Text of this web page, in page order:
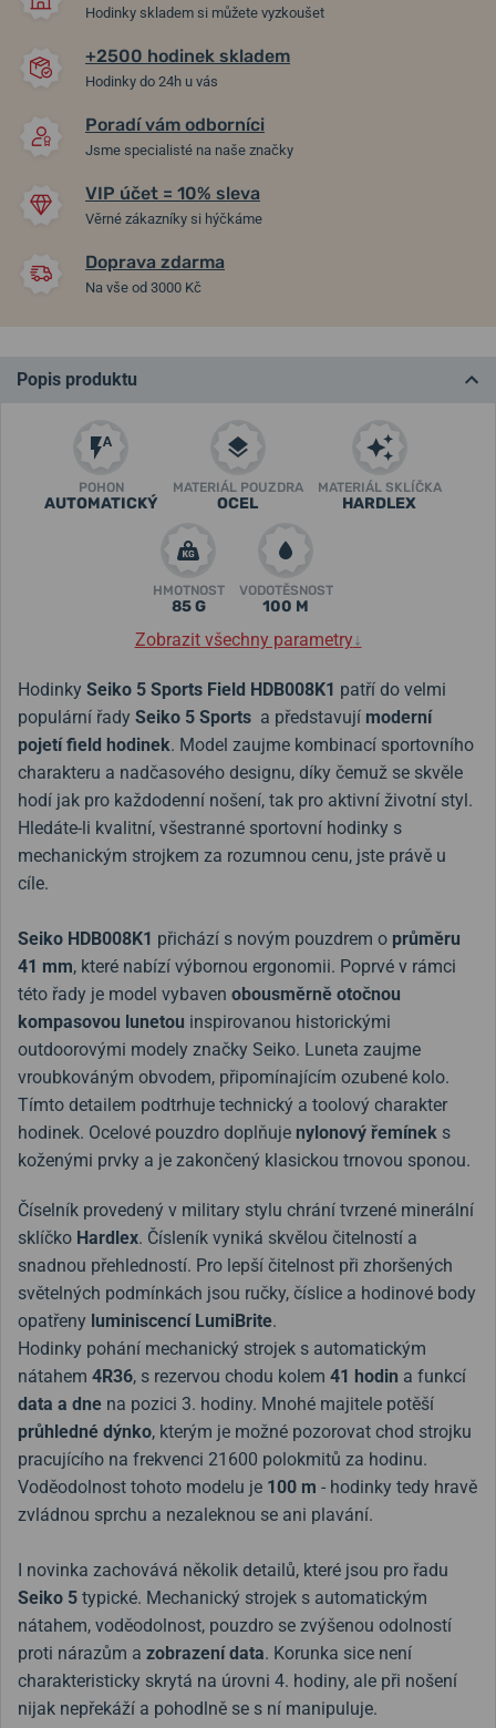
Hodinky skladem si můžete vyzkoušet
+2500 hodinek skladem
Hodinky do 24h u vás
Poradí vám odborníci
Jsme specialisté na naše značky
VIP účet = 10% sleva
Věrné zákazníky si hýčkáme
Doprava zdarma
Na vše od 3000 Kč
Popis produktu
POHON
AUTOMATICKÝ
MATERIÁL POUZDRA
OCEL
MATERIÁL SKLÍČKA
HARDLEX
HMOTNOST
85 G
VODOTĚSNOST
100 M
Zobrazit všechny parametry↓
Hodinky Seiko 5 Sports Field HDB008K1 patří do velmi
populární řady Seiko 5 Sports a představují moderní
pojetí field hodinek. Model zaujme kombinací sportovního
charakteru a nadčasového designu, díky čemuž se skvěle
hodí jak pro každodenní nošení, tak pro aktivní životní styl.
Hledáte-li kvalitní, všestranné sportovní hodinky s
mechanickým strojkem za rozumnou cenu, jste právě u
cíle.
Seiko HDB008K1 přichází s novým pouzdrem o průměru
41 mm, které nabízí výbornou ergonomii. Poprvé v rámci
této řady je model vybaven obousměrně otočnou
kompasovou lunetou inspirovanou historickými
outdoorovými modely značky Seiko. Luneta zaujme
vroubkováným obvodem, připomínajícím ozubené kolo.
Tímto detailem podtrhuje technický a toolový charakter
hodinek. Ocelové pouzdro doplňuje nylonový řemínek s
koženými prvky a je zakončený klasickou trnovou sponou.
Číselník provedený v military stylu chrání tvrzené minerální
sklíčko Hardlex. Čísleník vyniká skvělou čitelností a
snadnou přehledností. Pro lepší čitelnost při zhoršených
světelných podmínkách jsou ručky, číslice a hodinové body
opatřeny luminiscencí LumiBrite.
Hodinky pohání mechanický strojek s automatickým
nátahem 4R36, s rezervou chodu kolem 41 hodin a funkcí
data a dne na pozici 3. hodiny. Mnohé majitele potěší
průhledné dýnko, kterým je možné pozorovat chod strojku
pracujícího na frekvenci 21600 polokmitů za hodinu.
Voděodolnost tohoto modelu je 100 m - hodinky tedy hravě
zvládnou sprchu a nezaleknou se ani plavání.
I novinka zachovává několik detailů, které jsou pro řadu
Seiko 5 typické. Mechanický strojek s automatickým
nátahem, voděodolnost, pouzdro se zvýšenou odolností
proti nárazům a zobrazení data. Korunka sice není
charakteristicky skrytá na úrovni 4. hodiny, ale při nošení
nijak nepřekáží a pohodlně se s ní manipuluje.